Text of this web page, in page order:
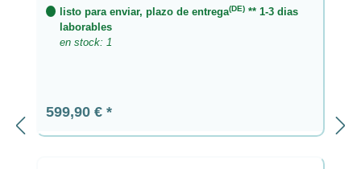
listo para enviar, plazo de entrega(DE) ** 1-3 dias
laborables
en stock: 1
Precio normal:
599,90 €